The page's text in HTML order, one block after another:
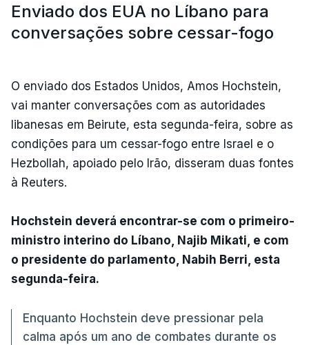
Enviado dos EUA no Líbano para
conversações sobre cessar-fogo
O enviado dos Estados Unidos, Amos Hochstein,
vai manter conversações com as autoridades
libanesas em Beirute, esta segunda-feira, sobre as
condições para um cessar-fogo entre Israel e o
Hezbollah, apoiado pelo Irão, disseram duas fontes
à Reuters.
Hochstein deverá encontrar-se com o primeiro-
ministro interino do Líbano, Najib Mikati, e com
o presidente do parlamento, Nabih Berri, esta
segunda-feira.
Enquanto Hochstein deve pressionar pela
calma após um ano de combates durante os